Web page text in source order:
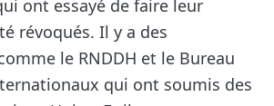
ont essayé de faire leur
révoqués. Il y a des
le RNDDH et le Bureau
qui ont soumis des